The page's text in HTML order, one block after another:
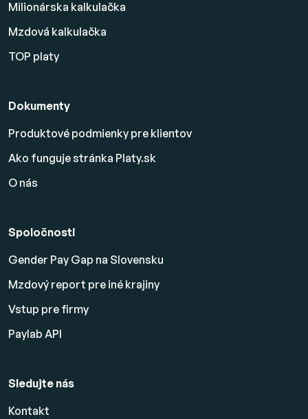
Milionárska kalkulačka
Mzdová kalkulačka
TOP platy
Dokumenty
Produktové podmienky pre klientov
Ako funguje stránka Platy.sk
O nás
Spoločnosti
Gender Pay Gap na Slovensku
Mzdový report pre iné krajiny
Vstup pre firmy
Paylab API
Sledujte nás
Kontakt